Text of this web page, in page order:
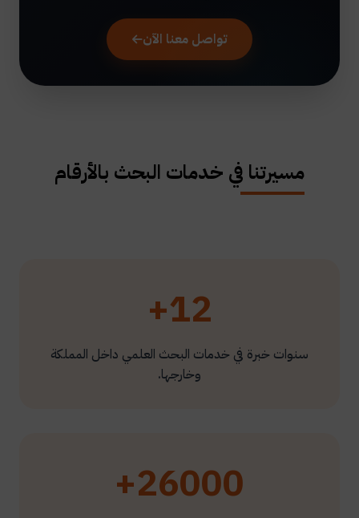
تواصل معنا الآن
مسيرتنا في خدمات البحث بالأرقام
12+
سنوات خبرة في خدمات البحث العلمي داخل المملكة
وخارجها.
26000+